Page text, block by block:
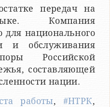
передач на
Компания
для национального
и обслуживания
Российской
составляющей
нации.
работы, #НТРК,